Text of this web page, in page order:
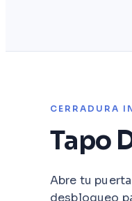
CERRADURA
Tapo
Abre tu